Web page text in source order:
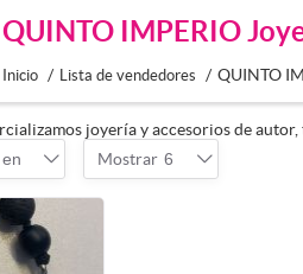
QUINTO IMPERIO
Inicio / Lista de vendedores / QUINTO
joyería y accesorios de
Mostrar 6